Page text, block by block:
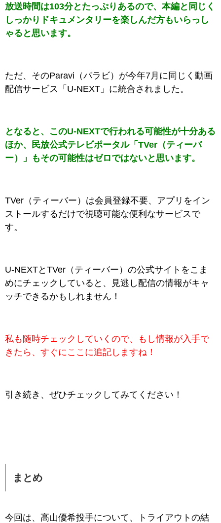
放送時間は103分とたっぷりあるので、本編と同じく
しっかりドキュメンタリーを楽しんだ方もいらっし
ゃると思います。
ただ、そのParavi（パラビ）が今年7月に同じく動画
配信サービス「U-NEXT」に統合されました。
となると、このU-NEXTで行われる可能性が十分ある
ほか、 民放公式テレビポータル「TVer（ティーバ
ー）」もその可能性はゼロではないと思います。
TVer（ティーバー）は会員登録不要、アプリをイン
ストールするだけで視聴可能な便利なサービスで
す。
U-NEXTとTVer（ティーバー）の公式サイトをこま
めにチェックしていると、見逃し配信の情報がキャ
ッチできるかもしれません！
私も随時チェックしていくので、もし情報が入手で
きたら、すぐにここに追記しますね！
引き続き、ぜひチェックしてみてください！
まとめ
今回は、高山優希投手について、トライアウトの結